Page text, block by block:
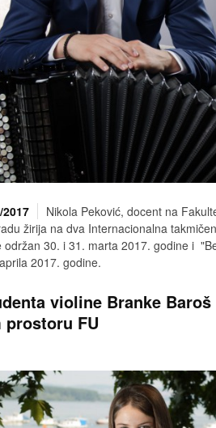
2017
Nikola Peković, docent na
žirija na dva Internacionalna
održan 30. i 31. marta 2017. godine i
2017. godine.
violine Branke
prostoru FU